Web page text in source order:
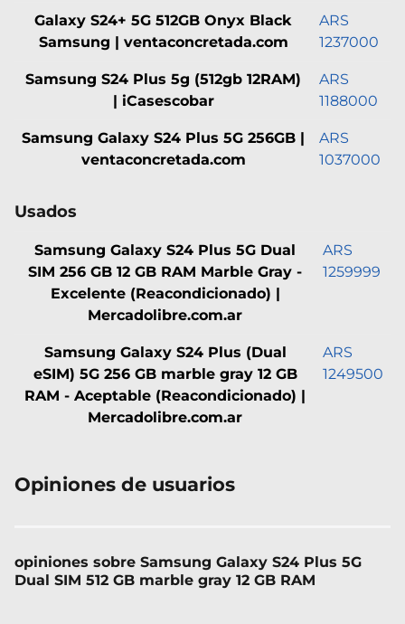
Galaxy S24+ 5G 512GB Onyx Black
Samsung | ventaconcretada.com
ARS
1237000
Samsung S24 Plus 5g (512gb 12RAM)
| iCasescobar
ARS
1188000
Samsung Galaxy S24 Plus 5G 256GB |
ventaconcretada.com
ARS
1037000
Usados
Samsung Galaxy S24 Plus 5G Dual
SIM 256 GB 12 GB RAM Marble Gray -
Excelente (Reacondicionado) |
Mercadolibre.com.ar
ARS
1259999
Samsung Galaxy S24 Plus (Dual
eSIM) 5G 256 GB marble gray 12 GB
RAM - Aceptable (Reacondicionado) |
Mercadolibre.com.ar
ARS
1249500
Opiniones de usuarios
opiniones sobre Samsung Galaxy S24 Plus 5G
Dual SIM 512 GB marble gray 12 GB RAM